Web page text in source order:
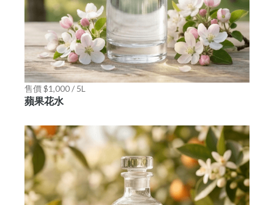
售價 $1,000 / 5L
蘋果花水